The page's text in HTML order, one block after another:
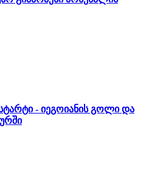
- იეგოიანის გოლი და